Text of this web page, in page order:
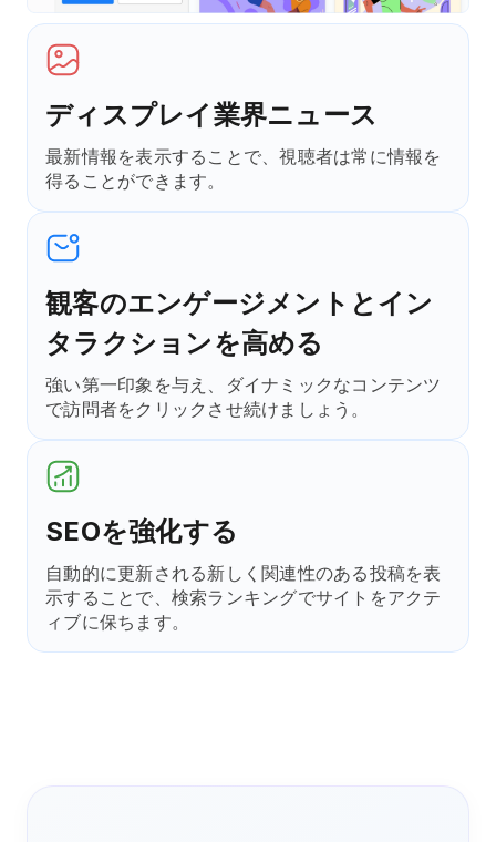
ディスプレイ業界ニュース
最新情報を表示することで、視聴者は常に情報を
得ることができます。
観客のエンゲージメントとイン
タラクションを高める
強い第一印象を与え、ダイナミックなコンテンツ
で訪問者をクリックさせ続けましょう。
SEOを強化する
自動的に更新される新しく関連性のある投稿を表
示することで、検索ランキングでサイトをアクテ
ィブに保ちます。